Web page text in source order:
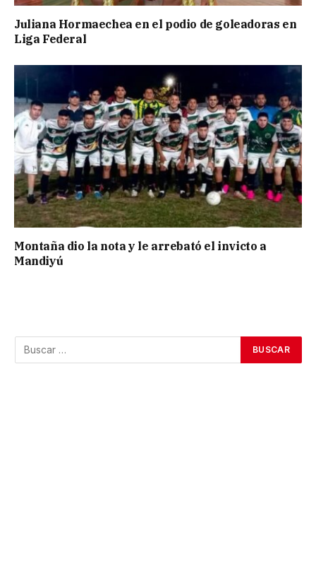
Juliana Hormaechea en el podio de goleadoras en
Liga Federal
Montaña dio la nota y le arrebató el invicto a
Mandiyú